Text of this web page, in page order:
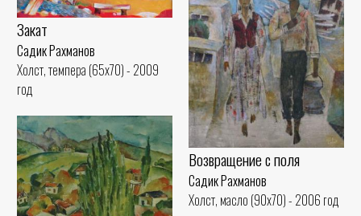
Закат
Садик Рахманов
Холст, темпера (65x70) - 2009
год
Возвращение с поля
Садик Рахманов
Холст, масло (90x70) - 2006 год